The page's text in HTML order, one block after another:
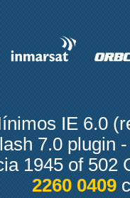
IE 6.0
7.0 plugin
1945 of
2260 0409